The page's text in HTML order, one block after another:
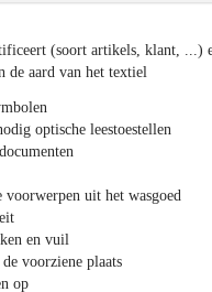
(soort artikels, klant, ...)
de aard van het textiel
optische leestoestellen
voorwerpen uit het wasgoed
en vuil
voorziene plaats
op